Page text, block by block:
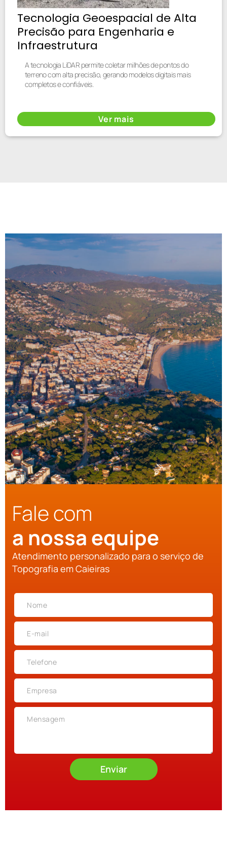
Tecnologia Geoespacial de Alta
Precisão para Engenharia e
Infraestrutura
A tecnologia LiDAR permite coletar milhões de pontos do
terreno com alta precisão, gerando modelos digitais mais
completos e confiáveis.
Ver mais
Fale com
a nossa equipe
Atendimento personalizado para o serviço de
Topografia em Caieiras
Enviar